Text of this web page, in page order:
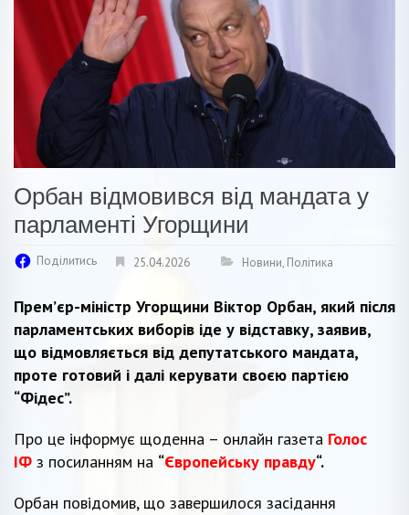
Орбан відмовився від мандата у
парламенті Угорщини
Поділитись 25.04.2026 Новини, Політика
Прем’єр-міністр Угорщини Віктор Орбан, який після
парламентських виборів іде у відставку, заявив,
що відмовляється від депутатського мандата,
проте готовий і далі керувати своєю партією
“Фідес”.
Про це інформує щоденна – онлайн газета Голос
ІФ з посиланням на “Європейську правду“.
Орбан повідомив, що завершилося засідання